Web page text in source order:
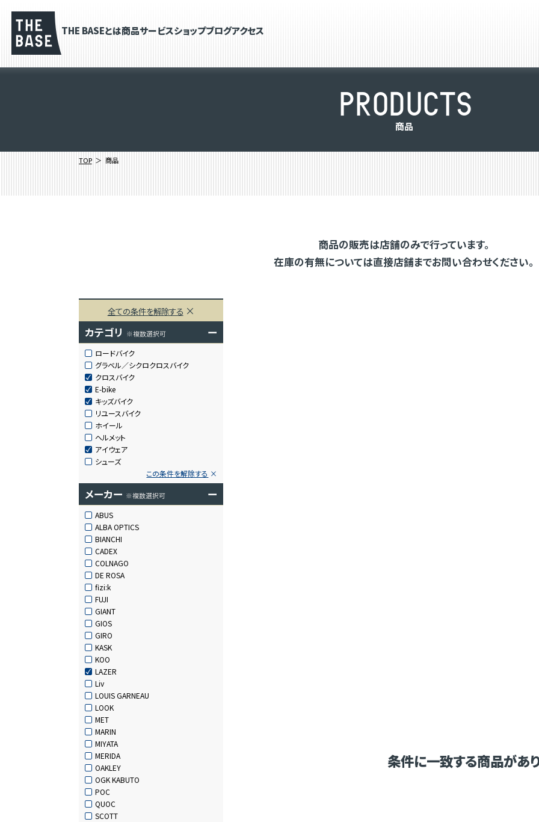
THE BASEとは商品サービスショップブログアクセス
PRODUCTS
商品
TOP 商品
商品の販売は店舗のみで行っています。
在庫の有無については直接店舗までお問い合わせください。
全ての条件を解除する
カテゴリ ※複数選択可 ー
ロードバイク
グラベル／シクロクロスバイク
クロスバイク
E-bike
キッズバイク
リユースバイク
ホイール
ヘルメット
アイウェア
シューズ
この条件を解除する
メーカー ※複数選択可 ー
ABUS
ALBA OPTICS
BIANCHI
CADEX
COLNAGO
DE ROSA
fizi:k
FUJI
GIANT
GIOS
GIRO
KASK
KOO
LAZER
Liv
LOUIS GARNEAU
LOOK
MET
MARIN
MIYATA
MERIDA
OAKLEY
OGK KABUTO
POC
QUOC
SCOTT
条件に一致する商品があ